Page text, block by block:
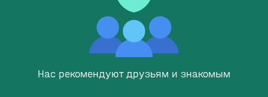
Нас рекомендуют друзьям и знакомым